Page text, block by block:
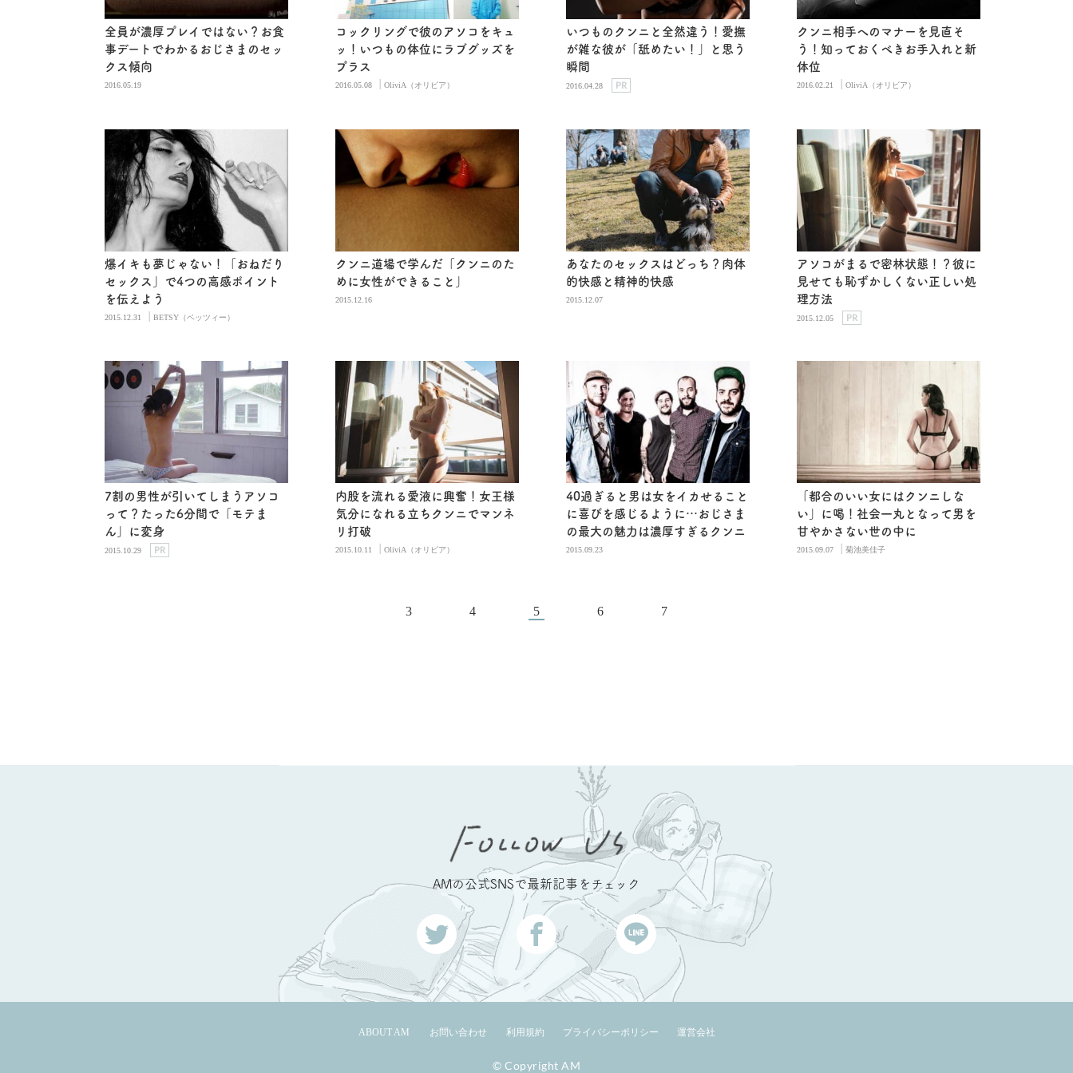
全員が濃厚プレイではない？お食
事デートでわかるおじさまのセッ
クス傾向
2016.05.19
コックリングで彼のアソコをキュ
ッ！いつもの体位にラブグッズを
プラス
2016.05.08 |OliviA（オリビア）
いつものクンニと全然違う！愛撫
が雑な彼が「舐めたい！」と思う
瞬間
2016.04.28 PR
クンニ相手へのマナーを見直そ
う！知っておくべきお手入れと新
体位
2016.02.21 OliviA（オリビア）
爆イキも夢じゃない！「おねだり
セックス」で4つの高感ポイント
を伝えよう
2015.12.31 |BETSY（ベッツィー）
クンニ道場で学んだ「クンニのた
めに女性ができること」
2015.12.16
あなたのセックスはどっち？肉体
的快感と精神的快感
2015.12.07
アソコがまるで密林状態！？彼に
見せても恥ずかしくない正しい処
理方法
2015.12.05 PR
7割の男性が引いてしまうアソコ
って？たった6分間で「モテま
ん」に変身
2015.10.29 PR
内股を流れる愛液に興奮！女王様
気分になれる立ちクンニでマンネ
リ打破
2015.10.11 |OliviA（オリビア）
40過ぎると男は女をイカせること
に喜びを感じるように…おじさま
の最大の魅力は濃厚すぎるクンニ
2015.09.23
「都合のいい女にはクンニしな
い」に喝！社会一丸となって男を
甘やかさない世の中に
2015.09.07 | 菊池美佳子
3 4 5 6 7
AMの公式SNSで最新記事をチェック
ABOUT AM お問い合わせ 利用規約 プライバシーポリシー 運営会社
© Copyright AM